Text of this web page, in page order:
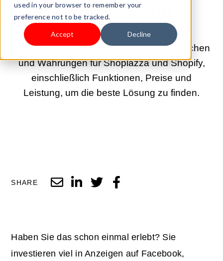
used in your browser to remember your
preference not to be tracked.
Accept Decline
kostenpflichtig)
Vergleichen Sie kostenlose und
kostenpflichtige Plugins für mehrere Sprachen
und Währungen für Shoplazza und Shopify,
einschließlich Funktionen, Preise und
Leistung, um die beste Lösung zu finden.
SHARE
Haben Sie das schon einmal erlebt? Sie
investieren viel in Anzeigen auf Facebook,